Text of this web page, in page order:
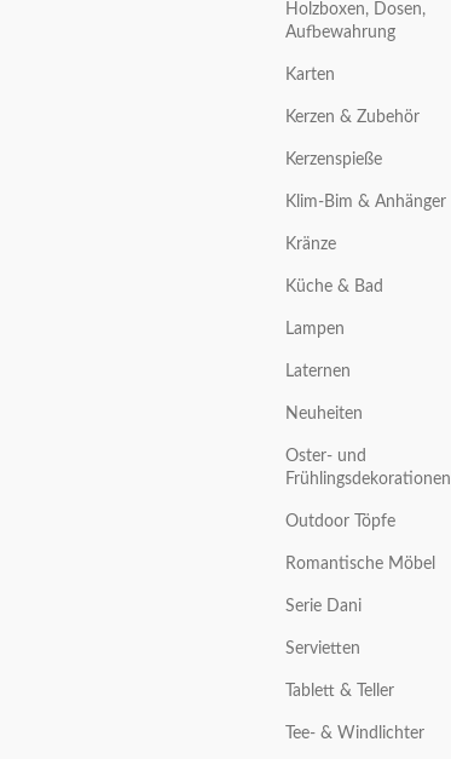
Holzboxen, Dosen,
Aufbewahrung
Karten
Kerzen & Zubehör
Kerzenspieße
Klim-Bim & Anhänger
Kränze
Küche & Bad
Lampen
Laternen
Neuheiten
Oster- und
Frühlingsdekorationen
Outdoor Töpfe
Romantische Möbel
Serie Dani
Servietten
Tablett & Teller
Tee- & Windlichter